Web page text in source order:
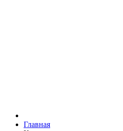
Главная